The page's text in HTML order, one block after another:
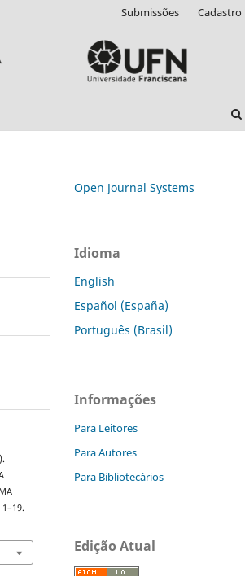
Submissões Cadastro
Open Journal Systems
Idioma
English
Español (España)
Português (Brasil)
Informações
Para Leitores
Para Autores
Para Bibliotecários
Edição Atual